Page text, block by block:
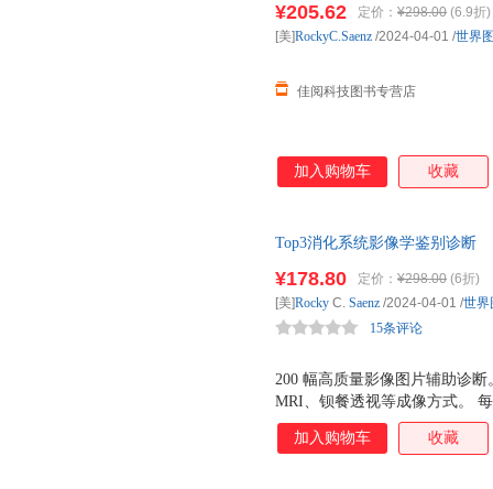
¥205.62 定价： ¥298.00 (6.9折)
佳阅科技图书专营店
[美]RockyC.Saenz /2024-04-01 /世界
加入购物车 收藏
Top3消化系统影像学鉴别诊断
200 幅高质量影像图片辅助诊
MRI、钡餐透视等成像方式。
（Top3鉴别诊断）。 临床医生
¥178.80 定价： ¥298.00 (6折)
15条评论
[美]Rocky C. Saenz /2024-04-01 /世界
加入购物车 收藏